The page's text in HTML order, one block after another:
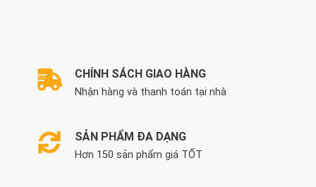
CHÍNH SÁCH GIAO HÀNG
Nhận hàng và thanh toán tại nhà
SẢN PHẨM ĐA DẠNG
Hơn 150 sản phẩm giá TỐT